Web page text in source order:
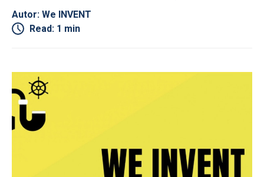
Autor: We INVENT
Read: 1 min